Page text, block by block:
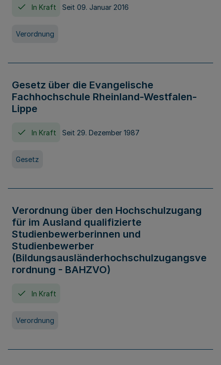
In Kraft Seit 09. Januar 2016
Verordnung
Gesetz über die Evangelische
Fachhochschule Rheinland-Westfalen-
Lippe
In Kraft Seit 29. Dezember 1987
Gesetz
Verordnung über den Hochschulzugang
für im Ausland qualifizierte
Studienbewerberinnen und
Studienbewerber
(Bildungsausländerhochschulzugangsve
rordnung - BAHZVO)
In Kraft
Verordnung